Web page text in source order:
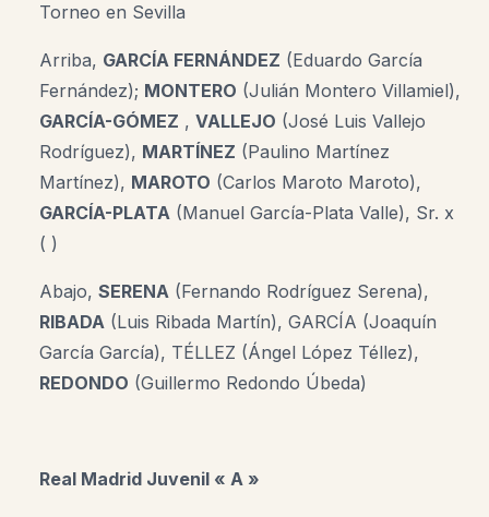
Torneo en Sevilla
Arriba, GARCÍA FERNÁNDEZ (Eduardo García
Fernández); MONTERO (Julián Montero Villamiel),
GARCÍA-GÓMEZ , VALLEJO (José Luis Vallejo
Rodríguez), MARTÍNEZ (Paulino Martínez
Martínez), MAROTO (Carlos Maroto Maroto),
GARCÍA-PLATA (Manuel García-Plata Valle), Sr. x
( )
Abajo, SERENA (Fernando Rodríguez Serena),
RIBADA (Luis Ribada Martín), GARCÍA (Joaquín
García García), TÉLLEZ (Ángel López Téllez),
REDONDO (Guillermo Redondo Úbeda)
Real Madrid Juvenil « A »